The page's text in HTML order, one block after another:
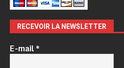
RECEVOIR LA NEWSLETTER
E-mail*